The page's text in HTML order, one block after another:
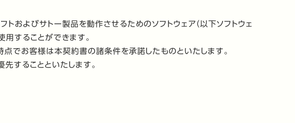
およびサトー製品を動作させるためのソフトウェア（以下ソフトウェ
用することができます。
点でお客様は本契約書の諸条件を承諾したものといたします。
することといたします。